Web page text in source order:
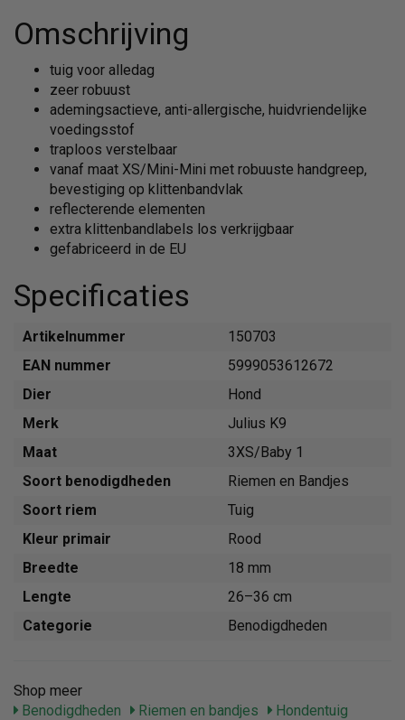
Omschrijving
tuig voor alledag
zeer robuust
ademingsactieve, anti-allergische, huidvriendelijke
voedingsstof
traploos verstelbaar
vanaf maat XS/Mini-Mini met robuuste handgreep,
bevestiging op klittenbandvlak
reflecterende elementen
extra klittenbandlabels los verkrijgbaar
gefabriceerd in de EU
Specificaties
Artikelnummer
150703
EAN nummer
5999053612672
Dier
Hond
Merk
Julius K9
Maat
3XS/Baby 1
Soort benodigdheden
Riemen en Bandjes
Soort riem
Tuig
Kleur primair
Rood
Breedte
18 mm
Lengte
26–36 cm
Categorie
Benodigdheden
Shop meer
Benodigdheden
Riemen en bandjes
Hondentuig